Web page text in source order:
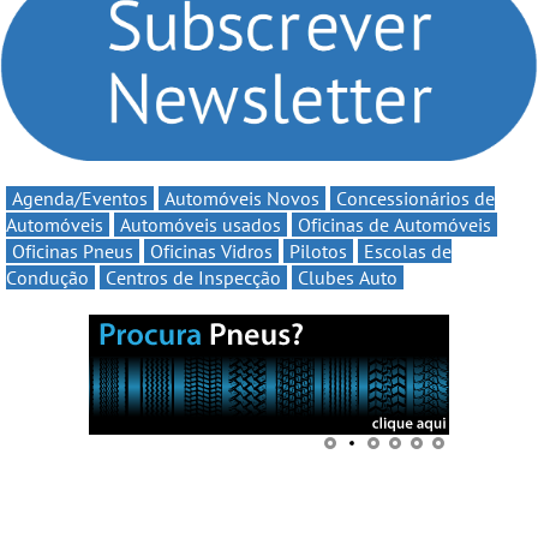
automobilismo nacional
continua em 2026
Agenda/Eventos Automóveis Novos
Concessionários de
Automóveis
Automóveis usados
Oficinas de Automóveis
Oficinas Pneus
Oficinas Vidros Pilotos
Escolas de
Condução
Centros de Inspecção Clubes Auto